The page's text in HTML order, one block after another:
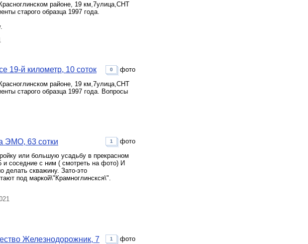
районе, 19 км,7улица,СНТ
старого образца 1997 года.
19-й километр, 10 соток
районе, 19 км,7улица,СНТ
старого образца 1997 года. Вопросы
0 фото
ЭМО, 63 сотки
или большую усадьбу в прекрасном
и соседние с ним ( смотреть на фото) И
делать скважину. Зато-это
под маркой\"Крамноглинскся\".
1 фото
Железнодорожник, 7
1 фото